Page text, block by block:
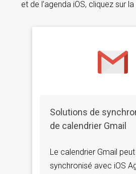
et de l’agenda iOS, cliquez sur
Solutions de
de calendrier Gmail
Le calendrier Gmail
synchronisé avec iOS